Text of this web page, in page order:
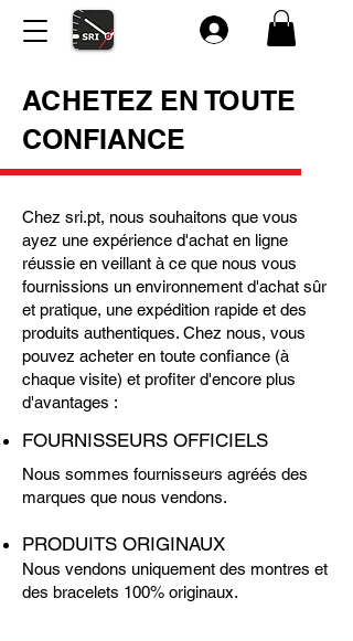
ACHETEZ EN TOUTE
CONFIANCE
Chez sri.pt, nous souhaitons que vous
ayez une expérience d'achat en ligne
réussie en veillant à ce que nous vous
fournissions un environnement d'achat sûr
et pratique, une expédition rapide et des
produits authentiques. Chez nous, vous
pouvez acheter en toute confiance (à
chaque visite) et profiter d'encore plus
d'avantages :
FOURNISSEURS OFFICIELS
Nous sommes fournisseurs agréés des
marques que nous vendons.
PRODUITS ORIGINAUX
Nous vendons uniquement des montres et
des bracelets 100% originaux.